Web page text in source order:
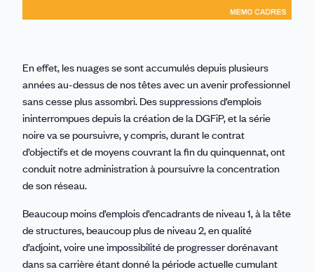
En effet, les nuages se sont accumulés depuis plusieurs
années au-dessus de nos têtes avec un avenir professionnel
sans cesse plus assombri. Des suppressions d’emplois
ininterrompues depuis la création de la DGFiP, et la série
noire va se poursuivre, y compris, durant le contrat
d’objectifs et de moyens couvrant la fin du quinquennat, ont
conduit notre administration à poursuivre la concentration
de son réseau.
Beaucoup moins d’emplois d’encadrants de niveau 1, à la tête
de structures, beaucoup plus de niveau 2, en qualité
d’adjoint, voire une impossibilité de progresser dorénavant
dans sa carrière étant donné la période actuelle cumulant